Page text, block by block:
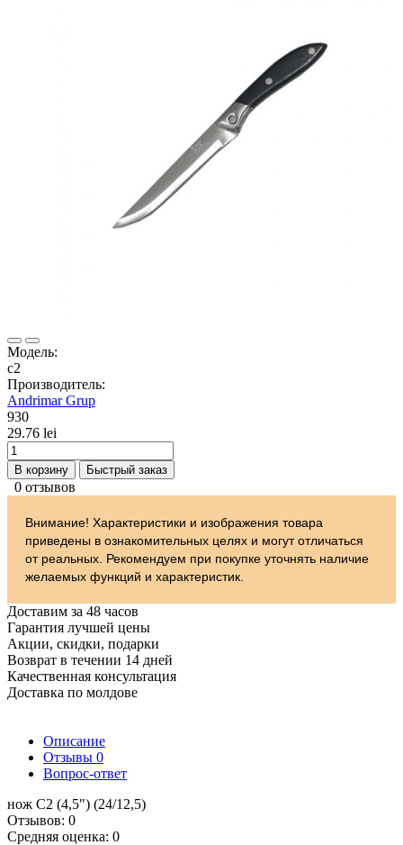
Модель:
с2
Производитель:
Andrimar Grup
930
29.76 lei
В корзину Быстрый заказ
0 отзывов
Внимание! Характеристики и изображения товара
приведены в ознакомительных целях и могут отличаться
от реальных. Рекомендуем при покупке уточнять наличие
желаемых функций и характеристик.
Доставим за 48 часов
Гарантия лучшей цены
Акции, скидки, подарки
Возврат в течении 14 дней
Качественная консультация
Доставка по молдове
Описание
Отзывы 0
Вопрос-ответ
нож С2 (4,5") (24/12,5)
Отзывов: 0
Средняя оценка: 0